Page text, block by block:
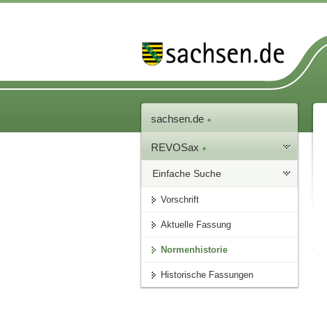
sachsen.de
REVOSax
Einfache Suche
Vorschrift
Aktuelle Fassung
Normenhistorie
Historische Fassungen